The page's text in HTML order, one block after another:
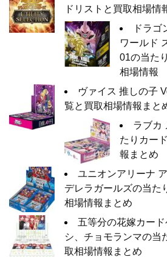
ドリストと買取相場情
ドラゴ
ワールド
01の当た
相場情報
ヴァイス 推しの子
覧と買取相場情報まと
ラブカ
たりカー
報まとめ
ユニオンアリーナ
デレラガールズの当た
相場情報まとめ
五等分の花嫁カー
シ、チョモランマの当
取相場情報まとめ